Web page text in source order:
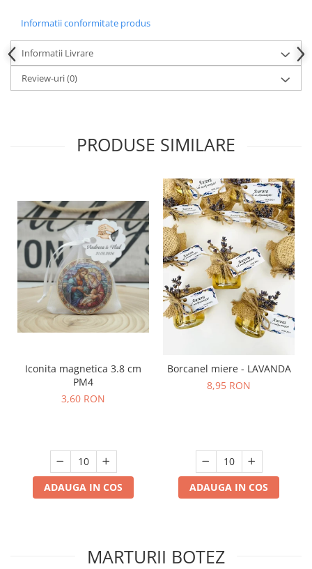
Informatii conformitate produs
Informatii Livrare
Review-uri(0)
PRODUSE SIMILARE
Iconita magnetica 3.8 cm
PM4
3,60 RON
ADAUGA IN COS
Borcanel miere - LAVANDA
8,95 RON
ADAUGA IN COS
MARTURII BOTEZ